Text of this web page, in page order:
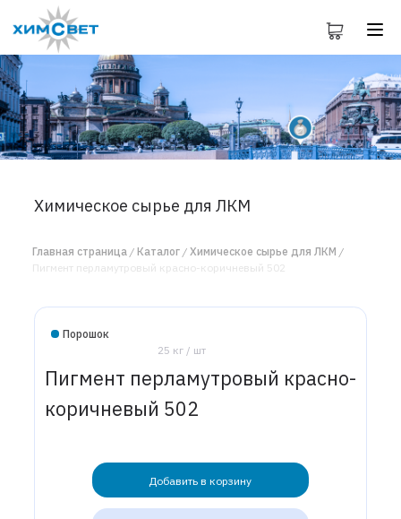
Химическое сырье для ЛКМ
Главная страница Каталог
Химическое сырье для ЛКМ
Пигмент перламутровый красно-коричневый 502
Порошок
25 кг / шт
Пигмент перламутровый красно-
коричневый 502
Добавить в корзину